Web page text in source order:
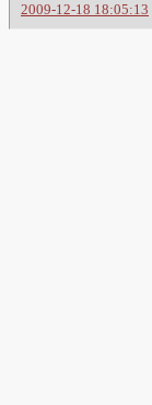
2009-12-18 18:05:13